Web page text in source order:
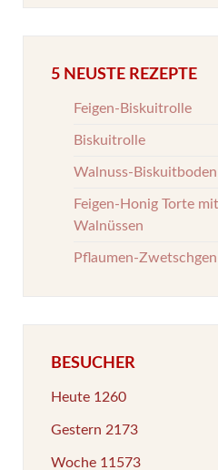
5 NEUSTE REZEPTE
Feigen-Biskuitrolle
Biskuitrolle
Walnuss-Biskuitboden
Feigen-Honig Torte
Walnüssen
Pflaumen-
BESUCHER
Heute 1260
Gestern 2173
Woche 11573